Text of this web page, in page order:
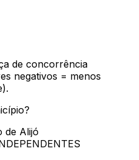
de concorrência
negativos = menos
de Alijó